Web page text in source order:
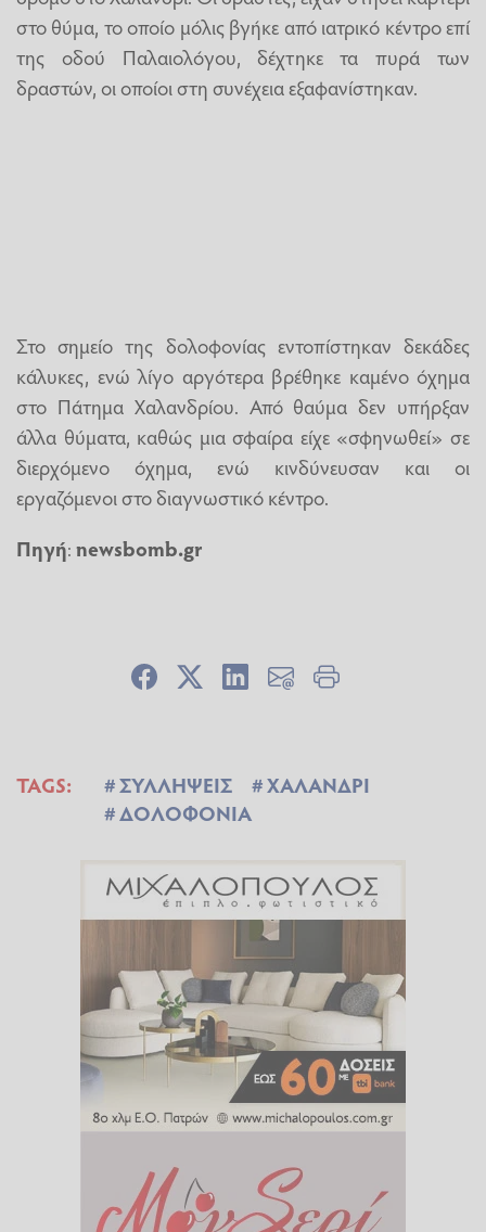
στο θύμα, το οποίο μόλις βγήκε από ιατρικό κέντρο επί
της οδού Παλαιολόγου, δέχτηκε τα πυρά των
δραστών, οι οποίοι στη συνέχεια εξαφανίστηκαν.
Στο σημείο της δολοφονίας εντοπίστηκαν δεκάδες
κάλυκες, ενώ λίγο αργότερα βρέθηκε καμένο όχημα
στο Πάτημα Χαλανδρίου. Από θαύμα δεν υπήρξαν
άλλα θύματα, καθώς μια σφαίρα είχε «σφηνωθεί» σε
διερχόμενο όχημα, ενώ κινδύνευσαν και οι
εργαζόμενοι στο διαγνωστικό κέντρο.
Πηγή:newsbomb.gr
TAGS: ΣΥΛΛΗΨΕΙΣ
ΧΑΛΑΝΔΡΙ
ΔΟΛΟΦΟΝΙΑ